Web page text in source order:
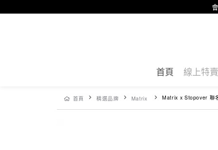
首頁 線上特
首頁 精選品牌 Matrix Matrix x Stopover 聯名禮盒組M1 PRO 咖啡電子秤-